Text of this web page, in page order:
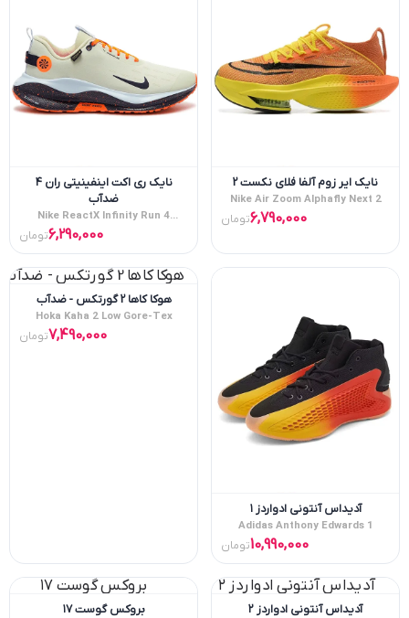
نایک ایر زوم آلفا فلای نکست 2
Nike Air Zoom Alphafly Next 2
6,790,000تومان
نایک ری اکت اینفینیتی ران ۴
ضدآب
Nike ReactX Infinity Run 4
Goretex
6,290,000تومان
آدیداس آنتونی ادواردز ۱
Adidas Anthony Edwards 1
10,990,000تومان
هوکا کاها 2 گورتکس - ضدآب
Hoka Kaha 2 Low Gore-Tex
7,490,000تومان
آدیداس آنتونی ادواردز ۲ بروکس گوست ۱۷